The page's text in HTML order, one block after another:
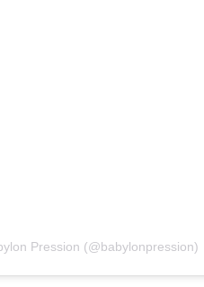
Pression (@babylonpression)